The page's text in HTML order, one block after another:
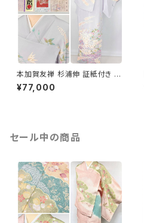
本加賀友禅 杉浦伸 証紙付き 訪
問着 花柄 正絹 紫 白 パステル
白菫色 1080
¥77,000
セール中の商品